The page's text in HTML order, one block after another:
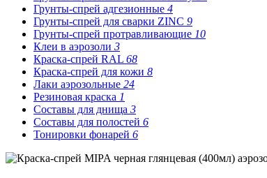
Грунты-спрей адгезионные 4
Грунты-спрей для сварки ZINC 9
Грунты-спрей протравливающие 10
Клеи в аэрозоли 3
Краска-спрей RAL 68
Краска-спрей для кожи 8
Лаки аэрозольные 24
Резиновая краска 1
Составы для днища 3
Составы для полостей 6
Тонировки фонарей 6